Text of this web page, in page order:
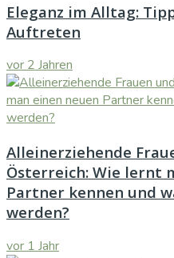
Eleganz im Alltag:
Auftreten
vor 2 Jahren
Alleinerziehende
Österreich: Wie lernt
Partner kennen und
werden?
vor 1 Jahr